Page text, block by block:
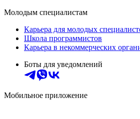
Молодым специалистам
Карьера для молодых
Школа программистов
Карьера в некоммерческих
Боты для уведомлений
Мобильное приложение